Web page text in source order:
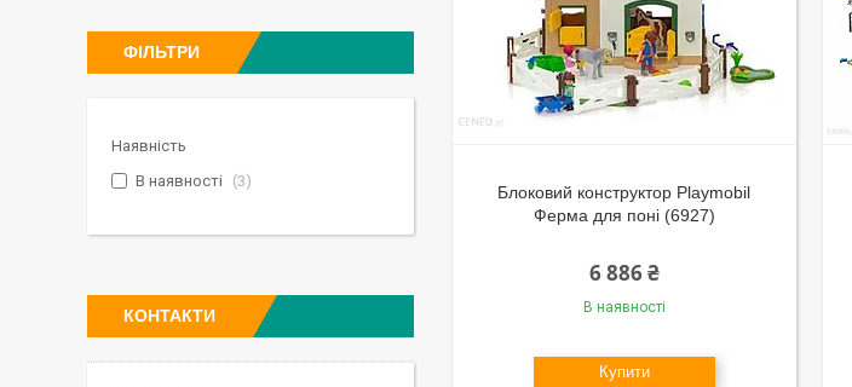
Блоковий конструктор Playmobil
Ферма для поні (6927)
6 886 ₴
В наявності
Купити
ФІЛЬТРИ
Наявність
В наявності
3
КОНТАКТИ